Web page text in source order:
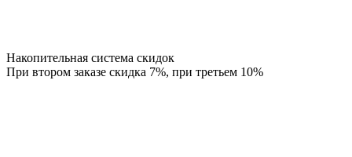
Накопительная система скидок
При втором заказе скидка 7%, при третьем 10%